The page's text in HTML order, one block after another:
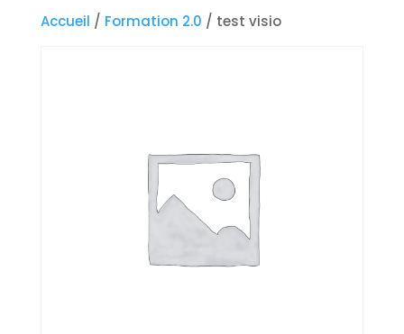
Accueil / Formation 2.0 / test visio